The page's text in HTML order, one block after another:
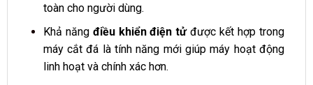
toàn cho người dùng.
Khả năng điều khiển điện tửđược kết hợp trong
máy cắt đá là tính năng mới giúp máy hoạt động
linh hoạt và chính xác hơn.